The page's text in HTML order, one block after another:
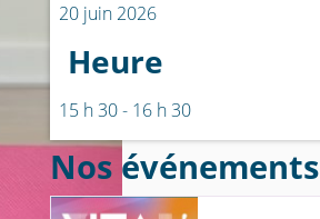
20 juin 2026
Heure
15 h 30 - 16 h 30
Nos événements